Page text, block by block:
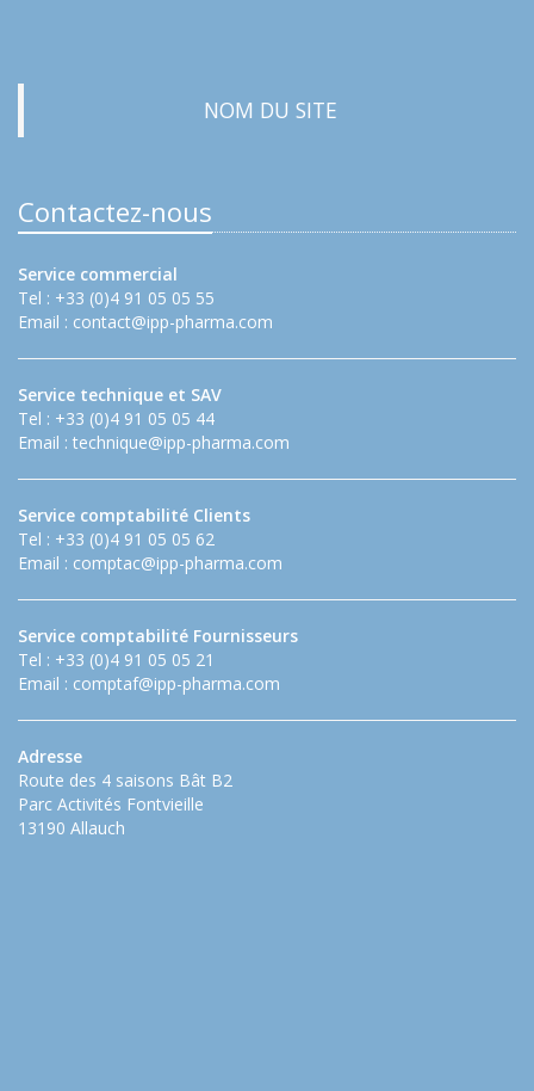
NOM DU SITE
Contactez-nous
Service commercial
Tel : +33 (0)4 91 05 05 55
Email : contact@ipp-pharma.com
Service technique et SAV
Tel : +33 (0)4 91 05 05 44
Email : technique@ipp-pharma.com
Service comptabilité Clients
Tel : +33 (0)4 91 05 05 62
Email : comptac@ipp-pharma.com
Service comptabilité Fournisseurs
Tel : +33 (0)4 91 05 05 21
Email : comptaf@ipp-pharma.com
Adresse
Route des 4 saisons Bât B2
Parc Activités Fontvieille
13190 Allauch